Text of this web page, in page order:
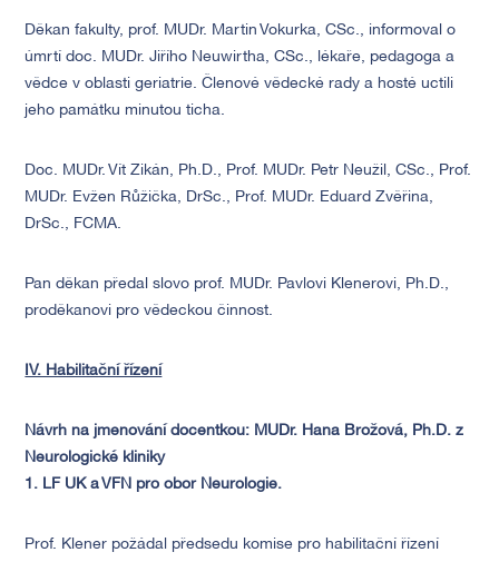
Děkan fakulty, prof. MUDr. Martin Vokurka, CSc., informoval o
úmrtí doc. MUDr. Jiřího Neuwirtha, CSc., lékaře, pedagoga a
vědce v oblasti geriatrie. Členové vědecké rady a hosté uctili
jeho památku minutou ticha.
Doc. MUDr. Vít Zikán, Ph.D., Prof. MUDr. Petr Neužil, CSc., Prof.
MUDr. Evžen Růžička, DrSc., Prof. MUDr. Eduard Zvěřina,
DrSc., FCMA.
Pan děkan předal slovo prof. MUDr. Pavlovi Klenerovi, Ph.D.,
proděkanovi pro vědeckou činnost.
IV. Habilitační řízení
Návrh na jmenování docentkou: MUDr. Hana Brožová, Ph.D. z
Neurologické kliniky
1. LF UK a VFN pro obor Neurologie.
Prof. Klener požádal předsedu komise pro habilitační řízení